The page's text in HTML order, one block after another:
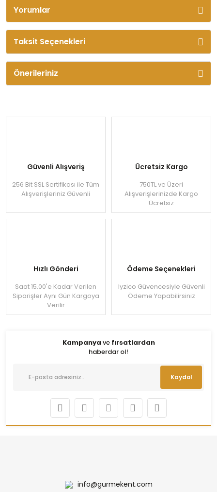
Yorumlar
Taksit Seçenekleri
Önerileriniz
Güvenli Alışveriş
256 Bit SSL Sertifikası ile Tüm
Alışverişleriniz Güvenli
Ücretsiz Kargo
750TL ve Üzeri
Alışverişlerinizde Kargo
Ücretsiz
Hızlı Gönderi
Saat 15.00'e Kadar Verilen
Siparişler Aynı Gün Kargoya
Verilir
Ödeme Seçenekleri
Iyzico Güvencesiyle Güvenli
Ödeme Yapabilirsiniz
Kampanya ve fırsatlardan
haberdar ol!
Kaydol
info@gurmekent.com